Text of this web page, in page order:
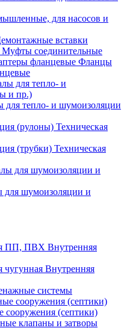
для насосов и
вставки
Муфты соединительные
Фланцы
для тепло- и шумоизоляции
Техническая
Техническая
для шумоизоляции и
Внутренняя
Внутренняя
системы
сооружения (септики)